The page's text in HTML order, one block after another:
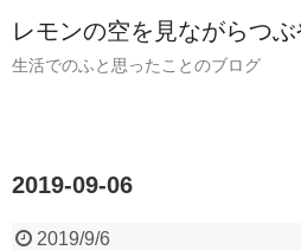
レモンの空を見ながらつぶ
生活でのふと思ったことのブログ
2019-09-06
2019/9/6